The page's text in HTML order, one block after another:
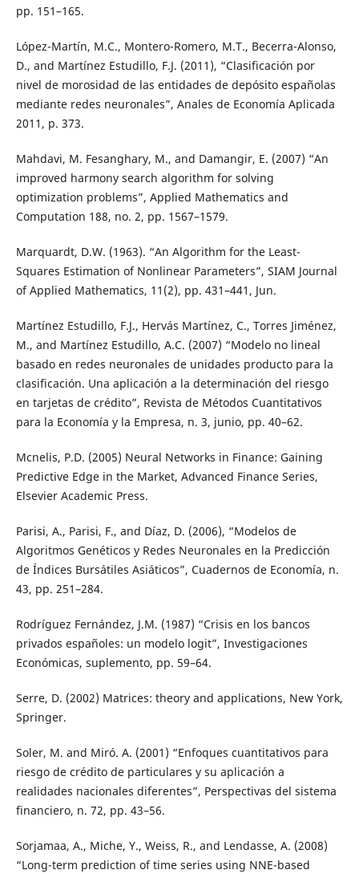
pp. 151–165.
López-Martín, M.C., Montero-Romero, M.T., Becerra-Alonso,
D., and Martínez Estudillo, F.J. (2011), “Clasificación por
nivel de morosidad de las entidades de depósito españolas
mediante redes neuronales”, Anales de Economía Aplicada
2011, p. 373.
Mahdavi, M. Fesanghary, M., and Damangir, E. (2007) “An
improved harmony search algorithm for solving
optimization problems”, Applied Mathematics and
Computation 188, no. 2, pp. 1567–1579.
Marquardt, D.W. (1963). “An Algorithm for the Least-
Squares Estimation of Nonlinear Parameters”, SIAM Journal
of Applied Mathematics, 11(2), pp. 431–441, Jun.
Martínez Estudillo, F.J., Hervás Martínez, C., Torres Jiménez,
M., and Martínez Estudillo, A.C. (2007) “Modelo no lineal
basado en redes neuronales de unidades producto para la
clasificación. Una aplicación a la determinación del riesgo
en tarjetas de crédito”, Revista de Métodos Cuantitativos
para la Economía y la Empresa, n. 3, junio, pp. 40–62.
Mcnelis, P.D. (2005) Neural Networks in Finance: Gaining
Predictive Edge in the Market, Advanced Finance Series,
Elsevier Academic Press.
Parisi, A., Parisi, F., and Díaz, D. (2006), “Modelos de
Algoritmos Genéticos y Redes Neuronales en la Predicción
de Índices Bursátiles Asiáticos”, Cuadernos de Economía, n.
43, pp. 251–284.
Rodríguez Fernández, J.M. (1987) “Crisis en los bancos
privados españoles: un modelo logit”, Investigaciones
Económicas, suplemento, pp. 59–64.
Serre, D. (2002) Matrices: theory and applications, New York,
Springer.
Soler, M. and Miró. A. (2001) “Enfoques cuantitativos para
riesgo de crédito de particulares y su aplicación a
realidades nacionales diferentes”, Perspectivas del sistema
financiero, n. 72, pp. 43–56.
Sorjamaa, A., Miche, Y., Weiss, R., and Lendasse, A. (2008)
“Long-term prediction of time series using NNE-based